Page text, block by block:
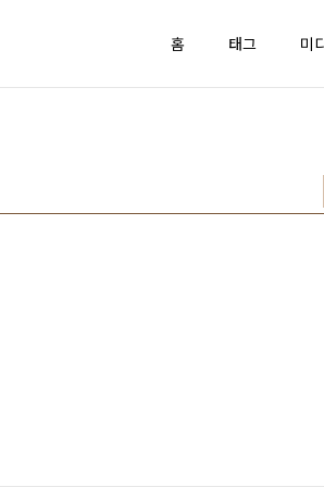
홈 태그 미